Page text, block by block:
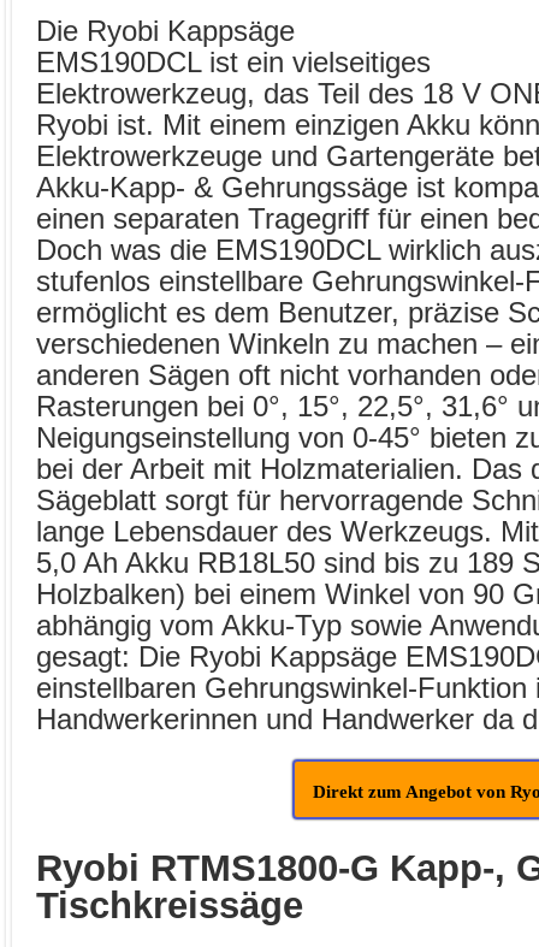
Die Ryobi Kappsäge
EMS190DCL ist ein vielseitiges
Elektrowerkzeug, das Teil des 18 V
Ryobi ist. Mit einem einzigen Akku
Elektrowerkzeuge und Gartengeräte
Akku-Kapp- & Gehrungssäge ist
einen separaten Tragegriff für einen
Doch was die EMS190DCL wirklich
stufenlos einstellbare Gehrungswinkel-
ermöglicht es dem Benutzer, präzise
verschiedenen Winkeln zu machen –
anderen Sägen oft nicht vorhanden
Rasterungen bei 0°, 15°, 22,5°, 31,6°
Neigungseinstellung von 0-45° bieten
bei der Arbeit mit Holzmaterialien. Das
Sägeblatt sorgt für hervorragende
lange Lebensdauer des Werkzeugs.
5,0 Ah Akku RB18L50 sind bis zu 189
Holzbalken) bei einem Winkel von 90
abhängig vom Akku-Typ sowie
gesagt: Die Ryobi Kappsäge
einstellbaren Gehrungswinkel-
Handwerkerinnen und Handwerker da
Direkt zum Angebot von
Ryobi RTMS1800-G Kapp-,
Tischkreissäge